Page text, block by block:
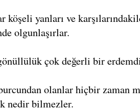
köşeli yanları ve
olgunlaşırlar.
çok değerli bir
olanlar hiçbir zaman
nedir bilmezler.